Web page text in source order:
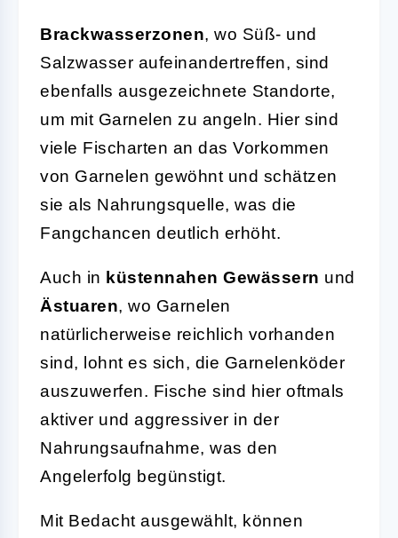
Brackwasserzonen, wo Süß- und
Salzwasser aufeinandertreffen, sind
ebenfalls ausgezeichnete Standorte,
um mit Garnelen zu angeln. Hier sind
viele Fischarten an das Vorkommen
von Garnelen gewöhnt und schätzen
sie als Nahrungsquelle, was die
Fangchancen deutlich erhöht.
Auch in küstennahen Gewässern und
Ästuaren, wo Garnelen
natürlicherweise reichlich vorhanden
sind, lohnt es sich, die Garnelenköder
auszuwerfen. Fische sind hier oftmals
aktiver und aggressiver in der
Nahrungsaufnahme, was den
Angelerfolg begünstigt.
Mit Bedacht ausgewählt, können